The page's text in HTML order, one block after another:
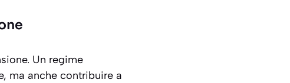
Un regime
ma anche contribuire a